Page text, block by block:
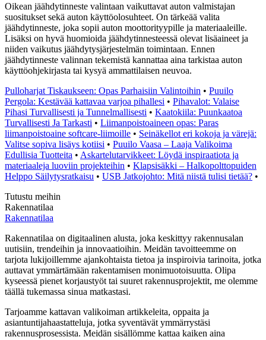
Oikean jäähdytinneste valintaan vaikuttavat auton valmistajan
suositukset sekä auton käyttöolosuhteet. On tärkeää valita
jäähdytinneste, joka sopii auton moottorityypille ja materiaaleille.
Lisäksi on hyvä huomioida jäähdytinnesteessä olevat lisäaineet ja
niiden vaikutus jäähdytysjärjestelmän toimintaan. Ennen
jäähdytinneste valinnan tekemistä kannattaa aina tarkistaa auton
käyttöohjekirjasta tai kysyä ammattilaisen neuvoa.
Pulloharjat Tiskaukseen: Opas Parhaisiin Valintoihin • Puuilo
Pergola: Kestävää kattavaa varjoa pihallesi • Pihavalot: Valaise
Pihasi Turvallisesti ja Tunnelmallisesti • Kaatokiila: Puunkaatoa
Turvallisesti Ja Tarkasti • Liimanpoistoaineen opas: Paras
liimanpoistoaine softcare-liimoille • Seinäkellot eri kokoja ja värejä:
Valitse sopiva lisäys kotiisi • Puuilo Vaasa – Laaja Valikoima
Edullisia Tuotteita • Askartelutarvikkeet: Löydä inspiraatiota ja
materiaaleja luoviin projekteihin • Klapsisäkki – Halkopolttopuiden
Helppo Säilytysratkaisu • USB Jatkojohto: Mitä niistä tulisi tietää? •
Tutustu meihin
Rakennatilaa
Rakennatilaa
Rakennatilaa on digitaalinen alusta, joka keskittyy rakennusalan
uutisiin, trendeihin ja innovaatioihin. Meidän tavoitteemme on
tarjota lukijoillemme ajankohtaista tietoa ja inspiroivia tarinoita, jotka
auttavat ymmärtämään rakentamisen monimuotoisuutta. Olipa
kyseessä pienet korjaustyöt tai suuret rakennusprojektit, me olemme
täällä tukemassa sinua matkastasi.
Tarjoamme kattavan valikoiman artikkeleita, oppaita ja
asiantuntijahaastatteluja, jotka syventävät ymmärrystäsi
rakennusprosessista. Meidän sisällömme kattaa kaiken aina